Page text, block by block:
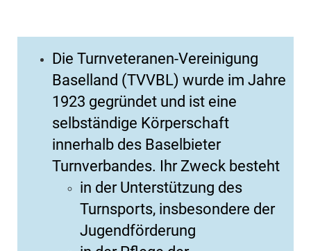
Die Turnveteranen-Vereinigung
Baselland (TVVBL) wurde im Jahre
1923 gegründet und ist eine
selbständige Körperschaft
innerhalb des Baselbieter
Turnverbandes. Ihr Zweck besteht
in der Unterstützung des
Turnsports, insbesondere der
Jugendförderung